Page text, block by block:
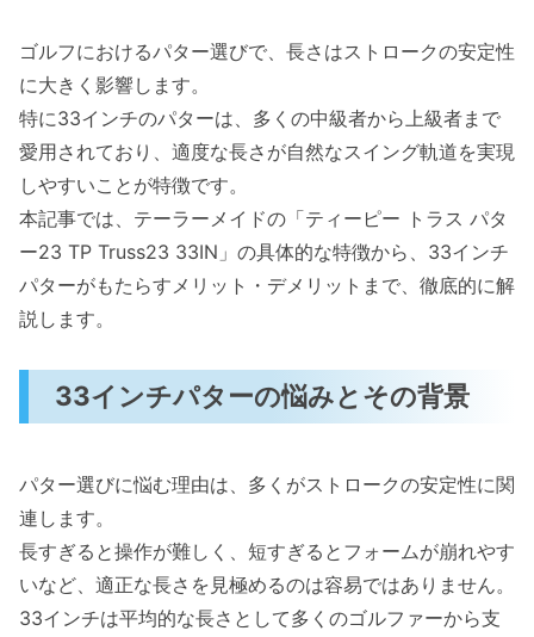
ゴルフにおけるパター選びで、長さはストロークの安定性
に大きく影響します。
特に33インチのパターは、多くの中級者から上級者まで
愛用されており、適度な長さが自然なスイング軌道を実現
しやすいことが特徴です。
本記事では、テーラーメイドの「ティーピー トラス パタ
ー23 TP Truss23 33IN」の具体的な特徴から、33インチ
パターがもたらすメリット・デメリットまで、徹底的に解
説します。
33インチパターの悩みとその背景
パター選びに悩む理由は、多くがストロークの安定性に関
連します。
長すぎると操作が難しく、短すぎるとフォームが崩れやす
いなど、適正な長さを見極めるのは容易ではありません。
33インチは平均的な長さとして多くのゴルファーから支